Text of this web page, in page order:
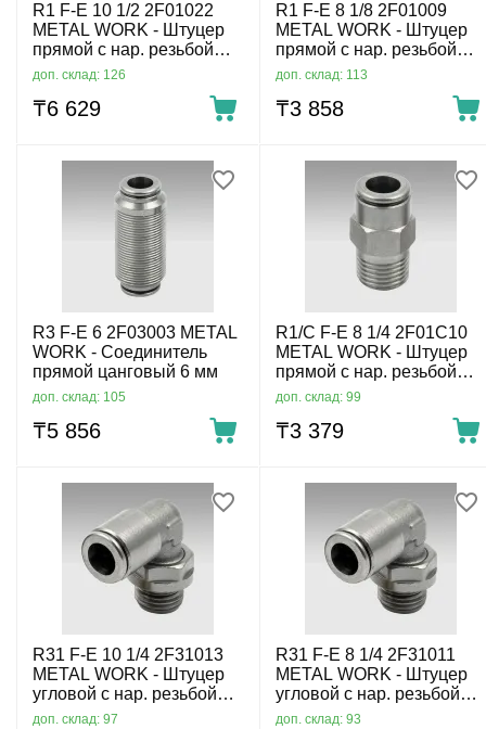
R1 F-E 10 1/2 2F01022
METAL WORK - Штуцер
прямой с нар. резьбой
цанговый G1/2-10 мм
доп. склад: 126
₸6 629
R1 F-E 8 1/8 2F01009
METAL WORK - Штуцер
прямой с нар. резьбой
цанговый G1/8-8 мм
доп. склад: 113
₸3 858
R3 F-E 6 2F03003 METAL
WORK - Соединитель
прямой цанговый 6 мм
доп. склад: 105
₸5 856
R1/C F-E 8 1/4 2F01C10
METAL WORK - Штуцер
прямой с нар. резьбой
цанговый R1/4-8 мм
доп. склад: 99
₸3 379
R31 F-E 10 1/4 2F31013
METAL WORK - Штуцер
угловой с нар. резьбой
цанговый G1/4-10 мм
доп. склад: 97
R31 F-E 8 1/4 2F31011
METAL WORK - Штуцер
угловой с нар. резьбой
цанговый G1/4-8 мм
доп. склад: 93